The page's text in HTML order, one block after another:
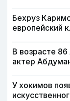
Бехруз
европейский
В возрасте
актер
У хокимов